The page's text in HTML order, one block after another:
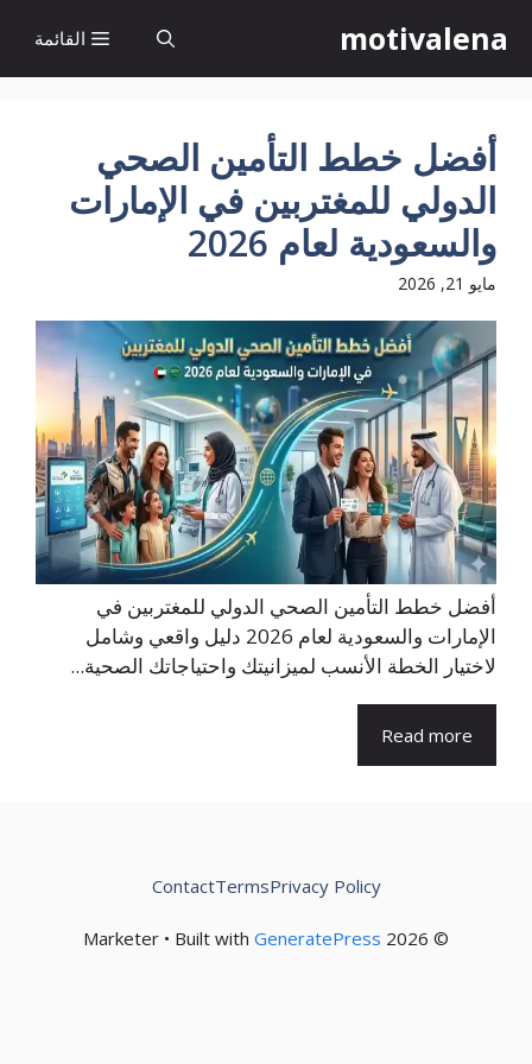
إلى
المحتوى
motivalena القائمة
أفضل خطط التأمين الصحي
الدولي للمغتربين في الإمارات
والسعودية لعام 2026
مايو 21, 2026
أفضل خطط التأمين الصحي الدولي للمغتربين في
الإمارات والسعودية لعام 2026 دليل واقعي وشامل
لاختيار الخطة الأنسب لميزانيتك واحتياجاتك الصحية...
Read more
© 2026 Marketer • Built with
GeneratePress
Privacy Policy
Terms
Contact